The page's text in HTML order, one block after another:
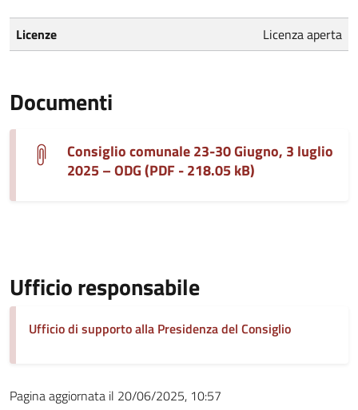
Licenze Licenza aperta
Documenti
Consiglio comunale 23-30 Giugno, 3 luglio
2025 – ODG (PDF - 218.05 kB)
Ufficio responsabile
Ufficio di supporto alla Presidenza del Consiglio
Pagina aggiornata il 20/06/2025, 10:57